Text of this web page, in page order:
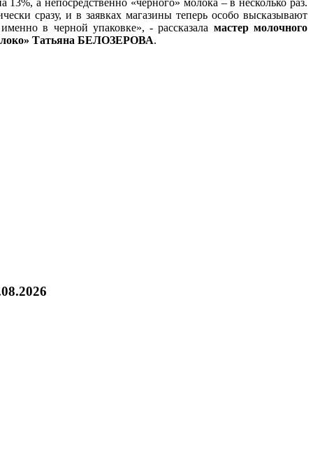
а непосредственно «черного» молока – в несколько раз.
сразу, и в заявках магазины теперь особо высказывают
в черной упаковке», - рассказала мастер молочного
Татьяна БЕЛОЗЕРОВА.